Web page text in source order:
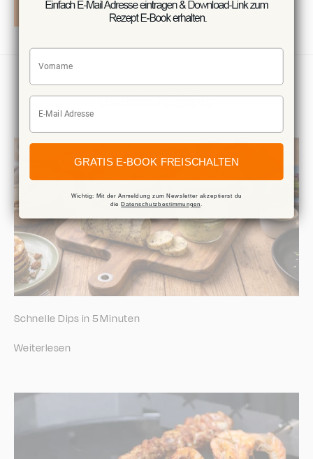
ABSENDEN
Noch nicht genug?
Weitere Rezepte
Schnelle Dips in 5 Minuten
Weiterlesen
Vorname
E-Mail
GRATIS E-BOOK FREISCHALTEN
Wichtig: Mit der Anmeldung zum Newsletter akzeptierst du
dieDatenschutzbestimmungen